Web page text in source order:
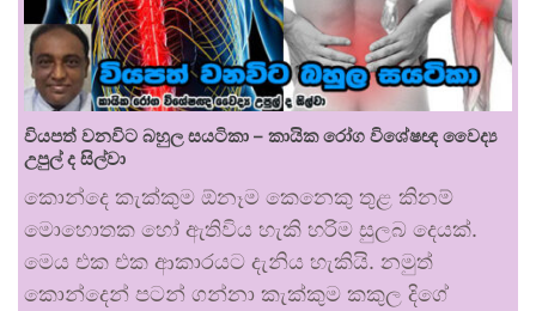
වියපත් වනවිට බහුල සයටිකා – කායික රෝග විශේෂඥ වෛද්‍ය
උපුල් ද සිල්වා
කොන්දෙ කැක්කුම ඕනෑම කෙනෙකු තුළ කිනම්
මොහොතක හෝ ඇතිවිය හැකි හරිම සුලබ දෙයක්.
මෙය එක එක ආකාරයට දැනිය හැකියි. නමුත්
කොන්දෙන් පටන් ගන්නා කැක්කුම කකුල දිගේ